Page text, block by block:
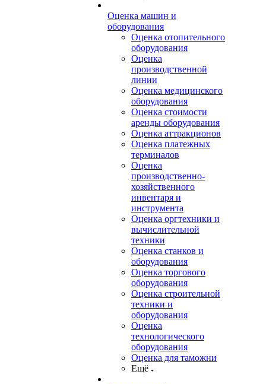
Оценка машин и
оборудования
Оценка отопительного
оборудования
Оценка
производственной
линии
Оценка медицинского
оборудования
Оценка стоимости
аренды оборудования
Оценка аттракционов
Оценка платежных
терминалов
Оценка
производственно-
хозяйственного
инвентаря и
инструмента
Оценка оргтехники и
вычислительной
техники
Оценка станков и
оборудования
Оценка торгового
оборудования
Оценка строительной
техники и
оборудования
Оценка
технологического
оборудования
Оценка для таможни
Ещё